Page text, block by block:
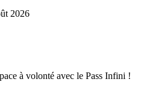
2026
à volonté avec le Pass Infini !